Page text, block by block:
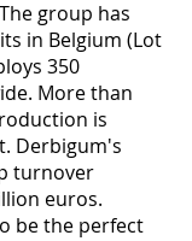
group has
in Belgium (Lot
350
More than
is
Derbigum's
turnover
euros.
be the perfect